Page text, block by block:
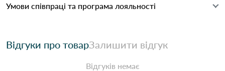
Умови співпраці та програма лояльності
Відгуки про товарЗалишити відгук
Відгуків немає